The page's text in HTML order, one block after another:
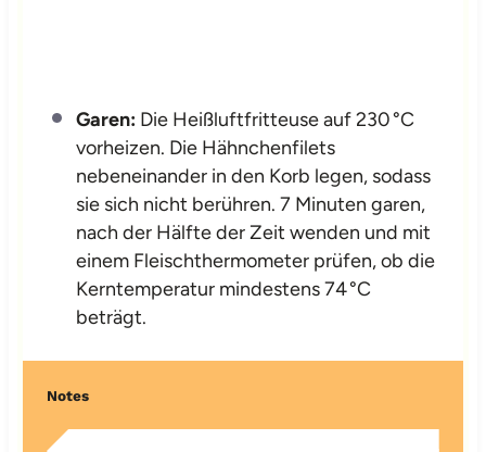
Garen: Die Heißluftfritteuse auf 230 °C
vorheizen. Die Hähnchenfilets
nebeneinander in den Korb legen, sodass
sie sich nicht berühren. 7 Minuten garen,
nach der Hälfte der Zeit wenden und mit
einem Fleischthermometer prüfen, ob die
Kerntemperatur mindestens 74 °C
beträgt.
Notes